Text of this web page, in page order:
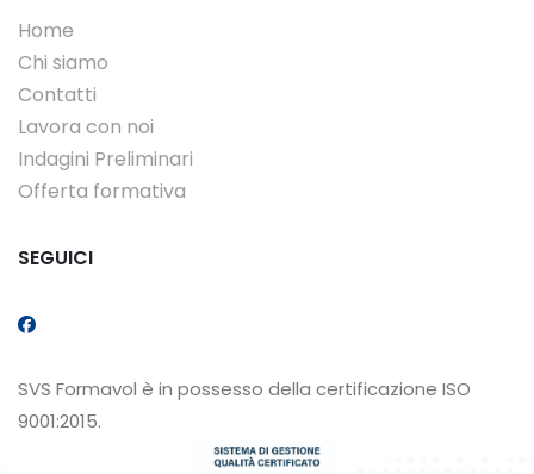
Home
Chi siamo
Contatti
Lavora con noi
Indagini Preliminari
Offerta formativa
SEGUICI
SVS Formavol è in possesso della certificazione ISO
9001:2015.